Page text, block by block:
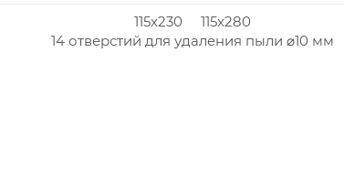
115x230 115x280
14 отверстий для удаления пыли ⌀10 мм